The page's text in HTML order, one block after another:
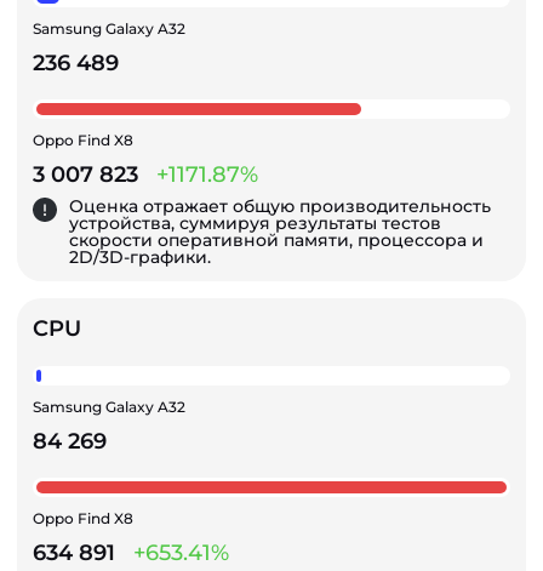
Samsung Galaxy A32
236 489
Oppo Find X8
3 007 823 +1171.87%
Оценка отражает общую производительность
устройства, суммируя результаты тестов
скорости оперативной памяти, процессора и
2D/3D-графики.
CPU
Samsung Galaxy A32
84 269
Oppo Find X8
634 891 +653.41%